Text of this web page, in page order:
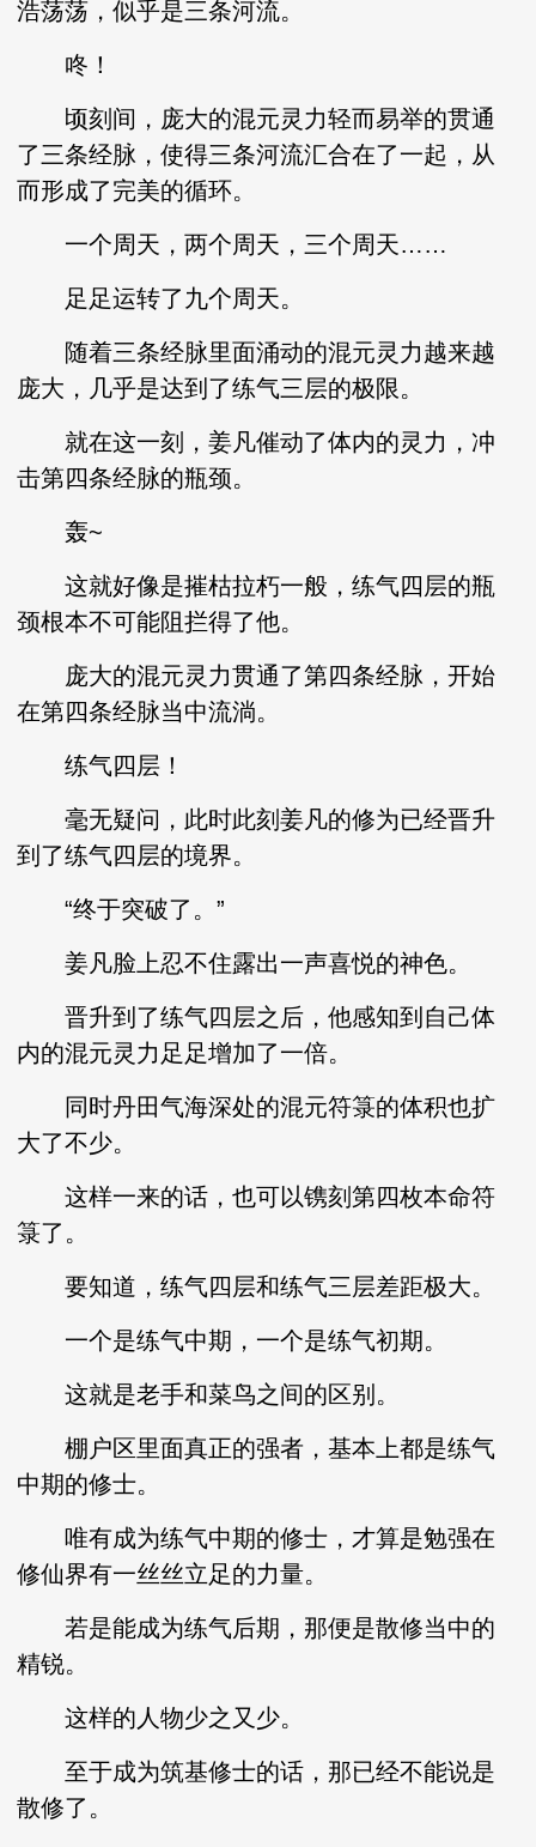
浩荡荡，似乎是三条河流。
咚！
顷刻间，庞大的混元灵力轻而易举的贯通
了三条经脉，使得三条河流汇合在了一起，从
而形成了完美的循环。
一个周天，两个周天，三个周天……
足足运转了九个周天。
随着三条经脉里面涌动的混元灵力越来越
庞大，几乎是达到了练气三层的极限。
就在这一刻，姜凡催动了体内的灵力，冲
击第四条经脉的瓶颈。
轰~
这就好像是摧枯拉朽一般，练气四层的瓶
颈根本不可能阻拦得了他。
庞大的混元灵力贯通了第四条经脉，开始
在第四条经脉当中流淌。
练气四层！
毫无疑问，此时此刻姜凡的修为已经晋升
到了练气四层的境界。
“终于突破了。”
姜凡脸上忍不住露出一声喜悦的神色。
晋升到了练气四层之后，他感知到自己体
内的混元灵力足足增加了一倍。
同时丹田气海深处的混元符箓的体积也扩
大了不少。
这样一来的话，也可以镌刻第四枚本命符
箓了。
要知道，练气四层和练气三层差距极大。
一个是练气中期，一个是练气初期。
这就是老手和菜鸟之间的区别。
棚户区里面真正的强者，基本上都是练气
中期的修士。
唯有成为练气中期的修士，才算是勉强在
修仙界有一丝丝立足的力量。
若是能成为练气后期，那便是散修当中的
精锐。
这样的人物少之又少。
至于成为筑基修士的话，那已经不能说是
散修了。